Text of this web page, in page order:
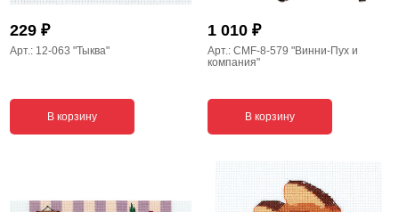
229₽
Арт.: 12-063"Тыква"
В корзину
1 010 ₽
Арт.: CMF-8-579 "Винни-Пух и
компания"
В корзину